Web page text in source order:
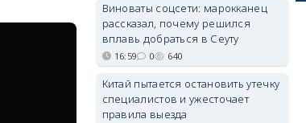
Виноваты соцсети: марокканец
рассказал, почему решился
вплавь добраться в Сеуту
16:59 0 640
Китай пытается остановить утечку
специалистов и ужесточает
правила выезда